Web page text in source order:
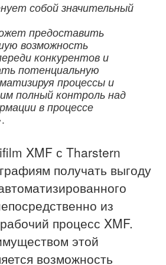
собой значительный
предоставить
возможность
конкурентов и
потенциальную
процессы и
полный контроль над
в процессе
XMF с Tharstern
получать выгоду
из
процесс XMF.
этой
возможность